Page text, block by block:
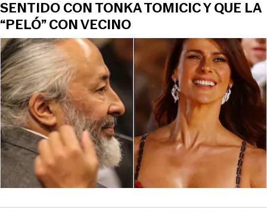
SENTIDO CON TONKA TOMICIC Y QUE LA
“PELÓ” CON VECINO